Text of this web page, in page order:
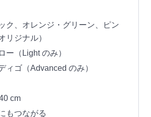
ク、オレンジ・グリーン、ピン
リジナル）
ー（Light のみ）
ィゴ（Advanced のみ）
cm
もつながる